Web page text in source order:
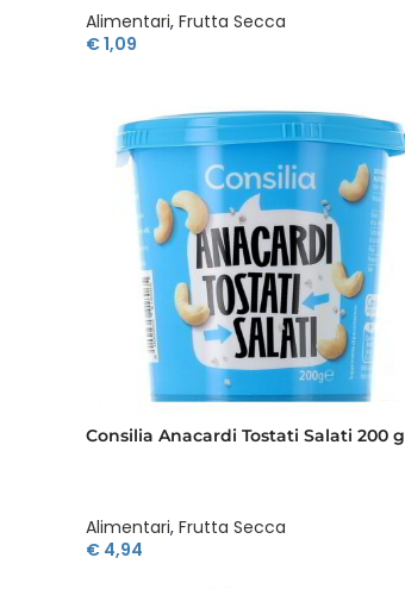
Alimentari, Frutta Secca
€1,09
Consilia Anacardi Tostati Salati 200 g
Alimentari, Frutta Secca
€4,94